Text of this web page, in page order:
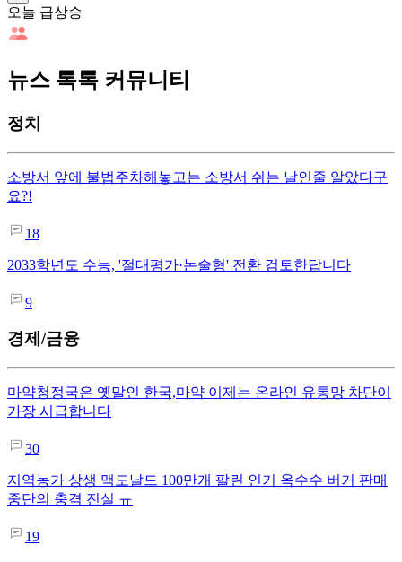
오늘 급상승
뉴스 톡톡 커뮤니티
정치
소방서 앞에 불법주차해놓고는 소방서 쉬는 날인줄 알았다구
요?!
18
2033학년도 수능, '절대평가·논술형' 전환 검토한답니다
9
경제/금융
마약청정국은 옛말인 한국,마약 이제는 온라인 유통망 차단이
가장 시급합니다
30
지역농가 상생 맥도날드 100만개 팔린 인기 옥수수 버거 판매
중단의 충격 진실 ㅠ
19